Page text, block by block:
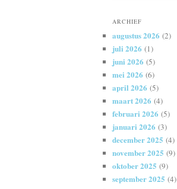
ARCHIEF
augustus 2026 (2)
juli 2026 (1)
juni 2026 (5)
mei 2026 (6)
april 2026 (5)
maart 2026 (4)
februari 2026 (5)
januari 2026 (3)
december 2025 (4)
november 2025 (9)
oktober 2025 (9)
september 2025 (4)